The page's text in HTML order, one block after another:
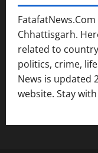
Chhattisgarh.
related to
politics, crime,
News is updated
website. Stay